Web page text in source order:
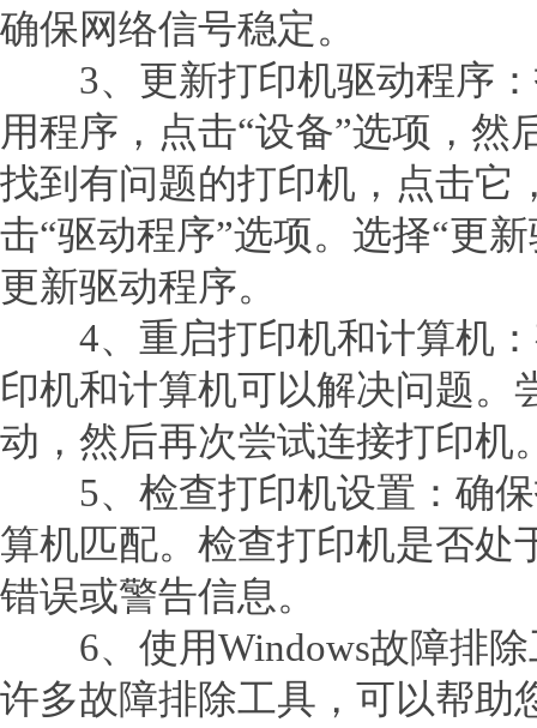
确保网络信号稳定。
3、更新打印机驱动程序：
用程序，点击“设备”选项，然
找到有问题的打印机，点击它
击“驱动程序”选项。选择“更
更新驱动程序。
4、重启打印机和计算机：
印机和计算机可以解决问题。
动，然后再次尝试连接打印机
5、检查打印机设置：确保
算机匹配。检查打印机是否处
错误或警告信息。
6、使用Windows故障排除
许多故障排除工具，可以帮助